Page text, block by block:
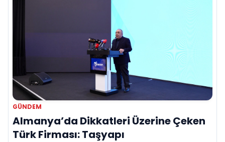
GÜNDEM
Almanya’da Dikkatleri Üzerine Çeken
Türk Firması: Taşyapı